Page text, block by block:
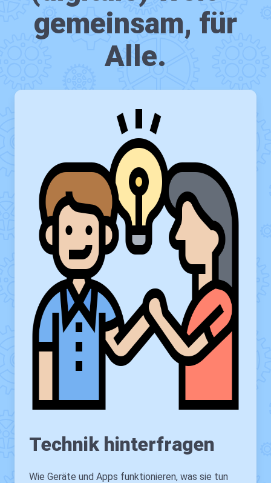
gemeinsam, für
Alle.
Technik hinterfragen
Wie Geräte und Apps funktionieren, was sie tun